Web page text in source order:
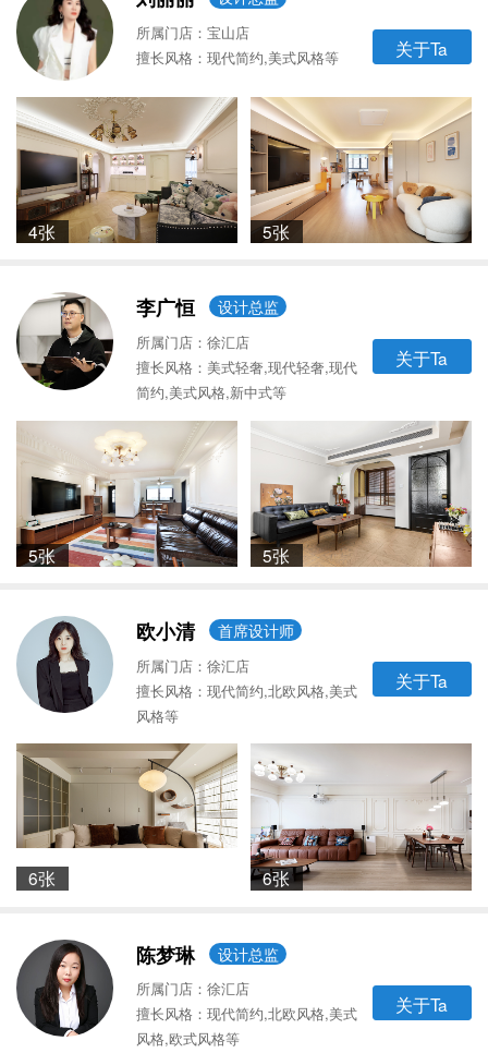
所属门店：宝山店
擅长风格：现代简约,美式风格等
关于Ta
4张 5张
李广恒 设计总监
所属门店：徐汇店
擅长风格：美式轻奢,现代轻奢,现代
简约,美式风格,新中式等
关于Ta
5张 5张
欧小清 首席设计师
所属门店：徐汇店
擅长风格：现代简约,北欧风格,美式
风格等
关于Ta
6张 6张
陈梦琳 设计总监
所属门店：徐汇店
擅长风格：现代简约,北欧风格,美式
风格,欧式风格等
关于Ta